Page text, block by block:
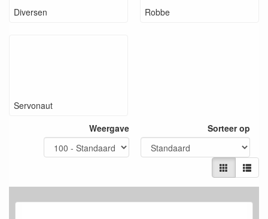
Diversen Robbe
Servonaut
Weergave
Sorteer op